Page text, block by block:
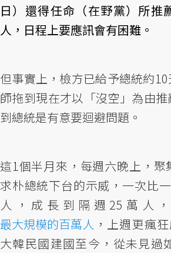
日）還得任命（在野黨）所推
人，日程上要應訊會有困難。
但事實上，檢方已給予總統約
師拖到現在才以「沒空」為由
到總統是有意要迴避問題。
這1個半月來，每週六晚上，聚
求朴總統下台的示威，一次比
人，成長到隔週25萬人
最大規模的百萬人 ，上週更瘋
大韓民國建國至今，從未見過